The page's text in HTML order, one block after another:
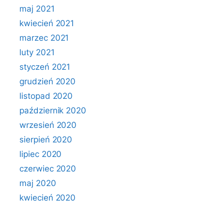
maj 2021
kwiecień 2021
marzec 2021
luty 2021
styczeń 2021
grudzień 2020
listopad 2020
październik 2020
wrzesień 2020
sierpień 2020
lipiec 2020
czerwiec 2020
maj 2020
kwiecień 2020